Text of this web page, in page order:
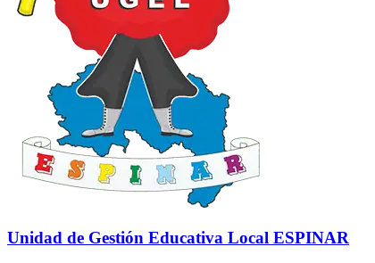
Unidad de Gestión Educativa Local ESPINAR